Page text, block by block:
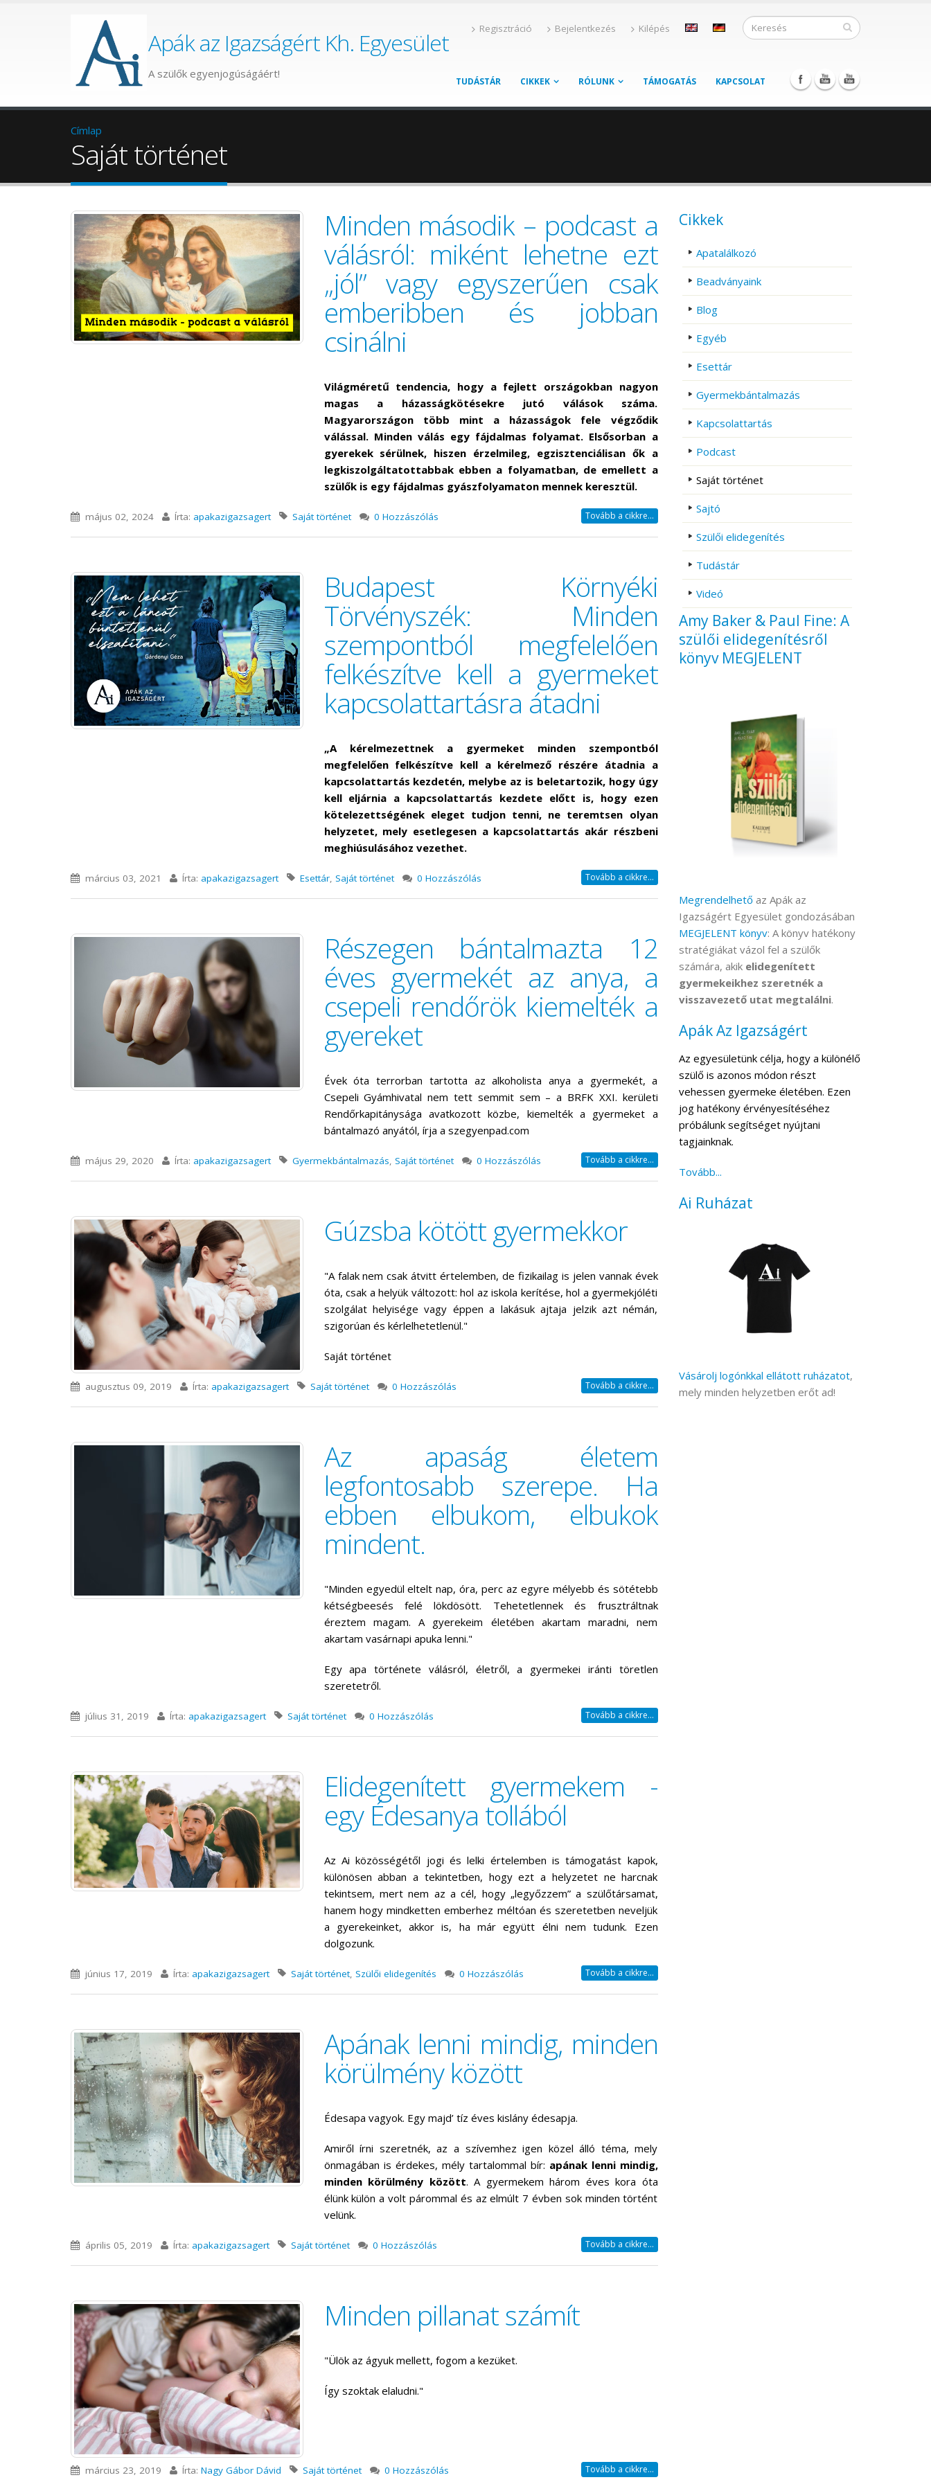
Apák az Igazságért Kh. Egyesület
A szülők egyenjogúságáért!
Regisztráció Bejelentkezés Kilépés
TUDÁSTÁR CIKKEK RÓLUNK TÁMOGATÁS KAPCSOLAT
Címlap
Saját történet
Minden második – podcast a
válásról: miként lehetne ezt
„jól” vagy egyszerűen csak
emberibben és jobban
csinálni
Világméretű tendencia, hogy a fejlett országokban nagyon
magas a házasságkötésekre jutó válások száma.
Magyarországon több mint a házasságok fele végződik
válással. Minden válás egy fájdalmas folyamat. Elsősorban a
gyerekek sérülnek, hiszen érzelmileg, egzisztenciálisan ők a
legkiszolgáltatottabbak ebben a folyamatban, de emellett a
szülők is egy fájdalmas gyászfolyamaton mennek keresztül.
május 02, 2024 Írta: apakazigazsagert Saját történet 0 Hozzászólás Tovább a cikkre...
Budapest Környéki
Törvényszék: Minden
szempontból megfelelően
felkészítve kell a gyermeket
kapcsolattartásra átadni
„A kérelmezettnek a gyermeket minden szempontból
megfelelően felkészítve kell a kérelmező részére átadnia a
kapcsolattartás kezdetén, melybe az is beletartozik, hogy úgy
kell eljárnia a kapcsolattartás kezdete előtt is, hogy ezen
kötelezettségének eleget tudjon tenni, ne teremtsen olyan
helyzetet, mely esetlegesen a kapcsolattartás akár részbeni
meghiúsulásához vezethet.
március 03, 2021 Írta: apakazigazsagert Esettár, Saját történet 0 Hozzászólás Tovább a cikkre...
Részegen bántalmazta 12
éves gyermekét az anya, a
csepeli rendőrök kiemelték a
gyereket
Évek óta terrorban tartotta az alkoholista anya a gyermekét, a
Csepeli Gyámhivatal nem tett semmit sem – a BRFK XXI. kerületi
Rendőrkapitánysága avatkozott közbe, kiemelték a gyermeket a
bántalmazó anyától, írja a szegyenpad.com
május 29, 2020 Írta: apakazigazsagert Gyermekbántalmazás, Saját történet 0 Hozzászólás Tovább a cikkre...
Gúzsba kötött gyermekkor
"A falak nem csak átvitt értelemben, de fizikailag is jelen vannak évek
óta, csak a helyük változott: hol az iskola kerítése, hol a gyermekjóléti
szolgálat helyisége vagy éppen a lakásuk ajtaja jelzik azt némán,
szigorúan és kérlelhetetlenül."
Saját történet
augusztus 09, 2019 Írta: apakazigazsagert Saját történet 0 Hozzászólás Tovább a cikkre...
Az apaság életem
legfontosabb szerepe. Ha
ebben elbukom, elbukok
mindent.
"Minden egyedül eltelt nap, óra, perc az egyre mélyebb és sötétebb
kétségbeesés felé lökdösött. Tehetetlennek és frusztráltnak
éreztem magam. A gyerekeim életében akartam maradni, nem
akartam vasárnapi apuka lenni."
Egy apa története válásról, életről, a gyermekei iránti töretlen
szeretetről.
július 31, 2019 Írta: apakazigazsagert Saját történet 0 Hozzászólás Tovább a cikkre...
Elidegenített gyermekem -
egy Édesanya tollából
Az Ai közösségétől jogi és lelki értelemben is támogatást kapok,
különösen abban a tekintetben, hogy ezt a helyzetet ne harcnak
tekintsem, mert nem az a cél, hogy „legyőzzem” a szülőtársamat,
hanem hogy mindketten emberhez méltóan és szeretetben neveljük
a gyerekeinket, akkor is, ha már együtt élni nem tudunk. Ezen
dolgozunk.
június 17, 2019 Írta: apakazigazsagert Saját történet, Szülői elidegenítés 0 Hozzászólás Tovább a cikkre...
Apának lenni mindig, minden
körülmény között
Édesapa vagyok. Egy majd’ tíz éves kislány édesapja.
Amiről írni szeretnék, az a szívemhez igen közel álló téma, mely
önmagában is érdekes, mély tartalommal bír: apának lenni mindig,
minden körülmény között. A gyermekem három éves kora óta
élünk külön a volt párommal és az elmúlt 7 évben sok minden történt
velünk.
április 05, 2019 Írta: apakazigazsagert Saját történet 0 Hozzászólás Tovább a cikkre...
Minden pillanat számít
"Ülök az ágyuk mellett, fogom a kezüket.
Így szoktak elaludni."
március 23, 2019 Írta: Nagy Gábor Dávid Saját történet 0 Hozzászólás Tovább a cikkre...
Cikkek
Apatalálkozó
Beadványaink
Blog
Egyéb
Esettár
Gyermekbántalmazás
Kapcsolattartás
Podcast
Saját történet
Sajtó
Szülői elidegenítés
Tudástár
Videó
Amy Baker & Paul Fine: A
szülői elidegenítésről
könyv MEGJELENT
Megrendelhetőaz Apák az
Igazságért Egyesület gondozásában
MEGJELENT könyv: A könyv hatékony
stratégiákat vázol fel a szülők
számára, akik elidegenített
gyermekeikhez szeretnék a
visszavezető utat megtalálni.
Apák Az Igazságért
Az egyesületünk célja, hogy a különélő
szülő is azonos módon részt
vehessen gyermeke életében. Ezen
jog hatékony érvényesítéséhez
próbálunk segítséget nyújtani
tagjainknak.
Tovább...
Ai Ruházat
Vásárolj logónkkal ellátott ruházatot,
mely minden helyzetben erőt ad!